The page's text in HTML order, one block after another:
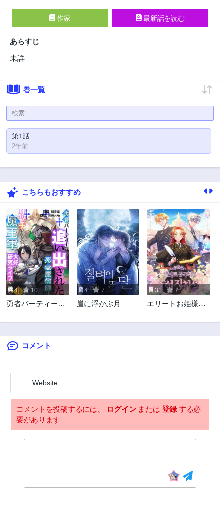
作家 最新話を読む
あらすじ
未詳
巻一覧
第1話
2年前
こちらもおすすめ
4 10
勇者パーティーを
魔術師はリッチに
好きな研究ライフ
を送る
4 7
崖に浮かぶ月
31 7
エリートお姫様の
コメント
Website
コメントを投稿するには、 ログイン または 登録する必
要があります